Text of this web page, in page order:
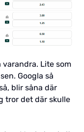
varandra. Lite som
Googla så
blir såna där
tror det där skulle